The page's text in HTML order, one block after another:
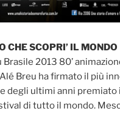
CHE SCOPRI’ IL MONDO
2013 80’
Alé Breu ha firmato il più
degli ultimi anni premiato
di tutto il mondo.